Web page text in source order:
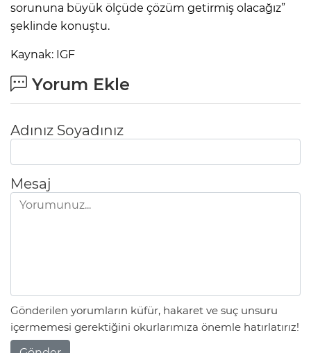
sorununa büyük ölçüde çözüm getirmiş olacağız”
şeklinde konuştu.
Kaynak: IGF
Yorum Ekle
Adınız Soyadınız
Mesaj
Gönderilen yorumların küfür, hakaret ve suç unsuru
içermemesi gerektiğini okurlarımıza önemle hatırlatırız!